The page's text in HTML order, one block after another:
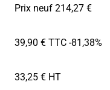
Prix neuf 214,27 €
39,90 € TTC-81,38%
33,25 € HT